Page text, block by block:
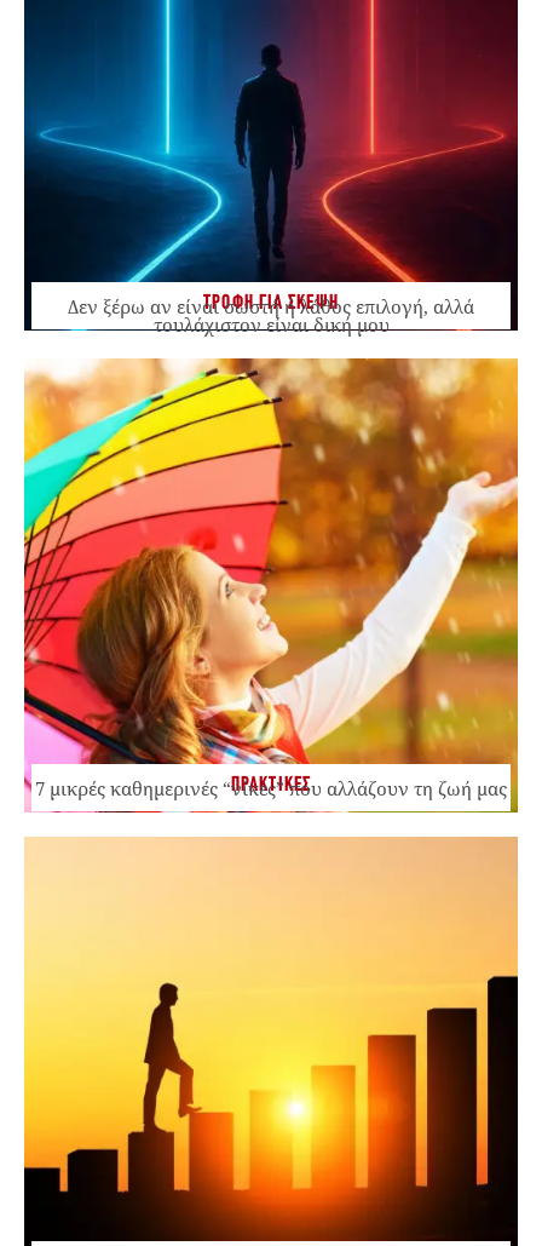
ΤΡΟΦΗ ΓΙΑ ΣΚΕΨΗ
Δεν ξέρω αν είναι σωστή ή λάθος επιλογή, αλλά
τουλάχιστον είναι δική μου
ΠΡΑΚΤΙΚΕΣ
7 μικρές καθημερινές “νίκες” που αλλάζουν τη ζωή μας